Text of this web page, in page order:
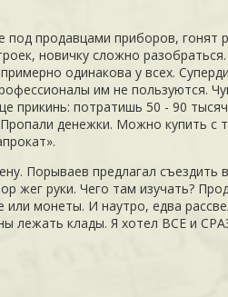
продавцами приборов, гонят
новичку сложно
одинакова у всех.
им не пользуются.
прикинь: потратишь 50 - 90
Пропали денежки. Можно купить
Порываев предлагал съездить
жег руки. Чего там изучать?
или монеты. И наутро, едва
лежать клады. Я хотел ВСЕ и